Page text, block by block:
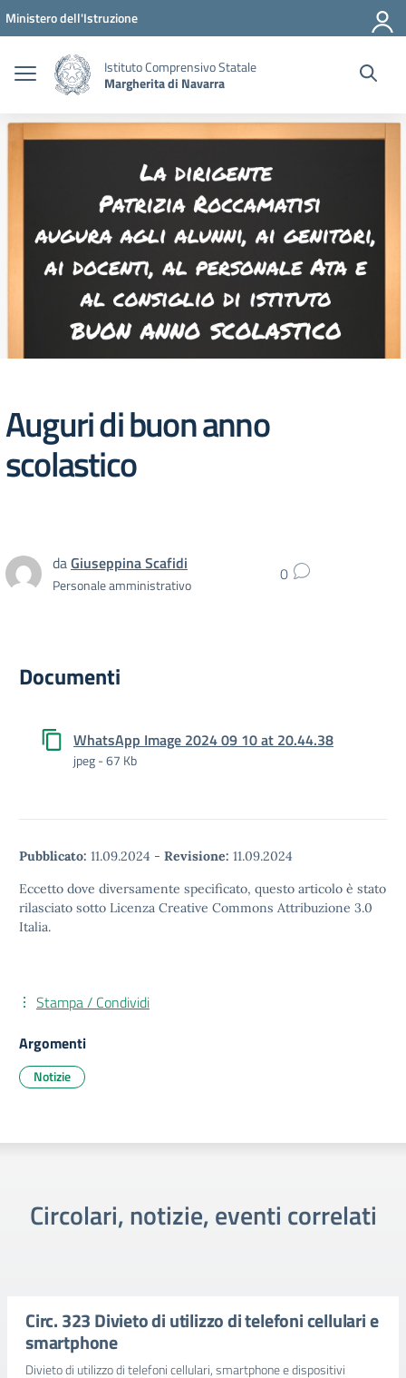
Vai ai contenuti
Vai al menu di navigazione
Vai al footer
Ministero dell'Istruzione
Istituto Comprensivo Statale
Margherita di Navarra
Auguri di buon anno
scolastico
daGiuseppina Scafidi
Personale amministrativo 0
Documenti
WhatsApp Image 2024 09 10 at 20.44.38
jpeg - 67 Kb
Pubblicato: 11.09.2024 - Revisione: 11.09.2024
Eccetto dove diversamente specificato, questo articolo è stato
rilasciato sotto Licenza Creative Commons Attribuzione 3.0
Italia.
Stampa / Condividi
Argomenti
Notizie
Circolari, notizie, eventi correlati
Circ. 323 Divieto di utilizzo di telefoni cellulari e
smartphone
Divieto di utilizzo di telefoni cellulari, smartphone e dispositivi